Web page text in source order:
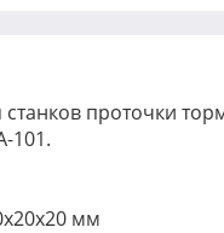
проточки
101.
мм